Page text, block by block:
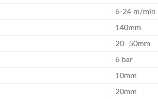
6-24 m/min
140mm
20- 50mm
6 bar
10mm
20mm